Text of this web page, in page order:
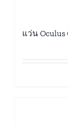
แว่น Oculus